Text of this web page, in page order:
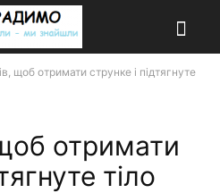
щоб отримати струнке і підтягнуте
отримати
тіло